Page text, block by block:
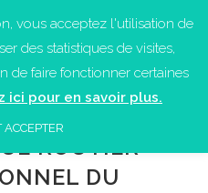
ROUTIER
DU
vous acceptez l'utilisation de
des statistiques de visites,
de faire fonctionner certaines
ici pour en savoir plus.
ACCEPTER